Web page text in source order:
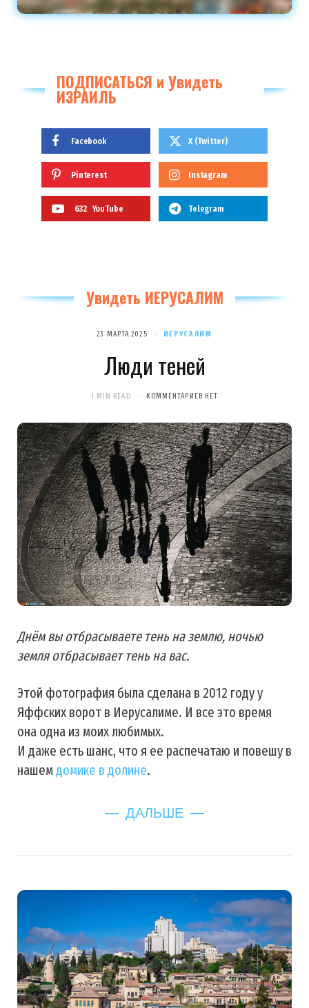
ПОДПИСАТЬСЯ и Увидеть
ИЗРАИЛЬ
Facebook X (Twitter)
Pinterest Instagram
632 YouTube Telegram
Увидеть ИЕРУСАЛИМ
23 МАРТА 2025 ИЕРУСАЛИМ
Люди теней
1 MIN READ КОММЕНТАРИЕВ НЕТ
Днём вы отбрасываете тень на землю, ночью
земля отбрасывает тень на вас.
Этой фотография была сделана в 2012 году у
Яффских ворот в Иерусалиме. И все это время
она одна из моих любимых.
И даже есть шанс, что я ее распечатаю и повешу в
нашемдомике в долине.
ДАЛЬШЕ